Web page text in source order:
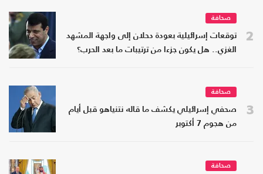
2
صحافة
توقعات إسرائيلية بعودة دحلان إلى واجهة المشهد
الغزي.. هل يكون جزءا من ترتيبات ما بعد الحرب؟
3
صحافة
صحفي إسرائيلي يكشف ما قاله نتنياهو قبل أيام
من هجوم 7 أكتوبر
صحافة